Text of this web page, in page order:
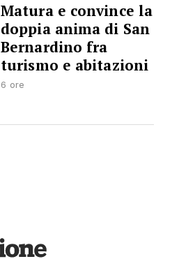
Matura e convince la
doppia anima di San
Bernardino fra
turismo e abitazioni
6 ore